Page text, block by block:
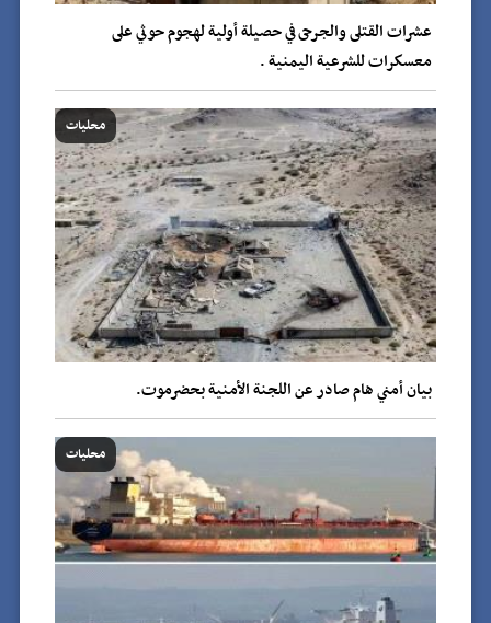
عشرات القتلى والجرحى في حصيلة أولية لهجوم حوثي على
معسكرات للشرعية اليمنية .
محليات
بيان أمني هام صادر عن اللجنة الأمنية بحضرموت.
محليات